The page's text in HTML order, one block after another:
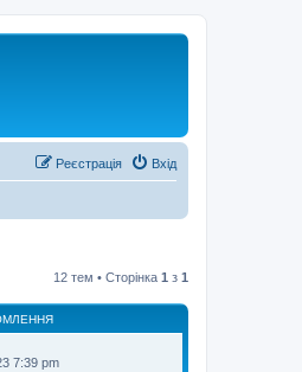
Вхід
Реєстрація
12 тем • Сторінка 1 з 1
7:39 pm